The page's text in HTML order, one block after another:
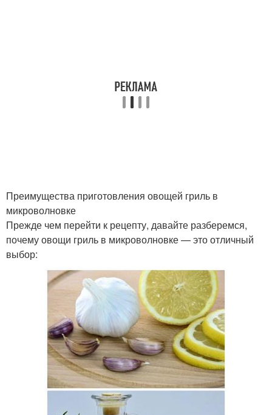
Преимущества приготовления овощей гриль в
микроволновке
Прежде чем перейти к рецепту, давайте разберемся,
почему овощи гриль в микроволновке — это отличный
выбор: